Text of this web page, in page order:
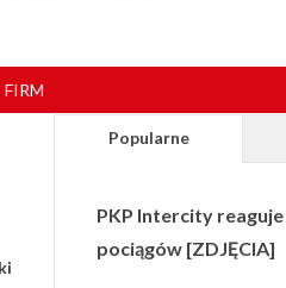
Popularne
PKP Intercity
pociągów [ZDJĘCIA]